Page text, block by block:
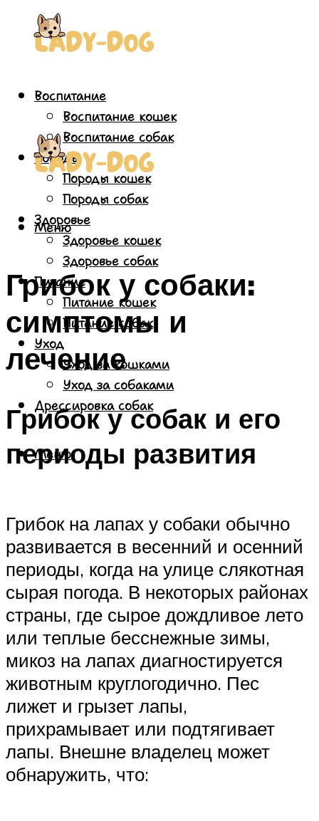
Воспитание
Воспитание кошек
Воспитание собак
Породы
Породы кошек
Породы собак
Здоровье
Здоровье кошек
Здоровье собак
Питание
Питание кошек
Питание собак
Уход
Уход за кошками
Уход за собаками
Дрессировка собак
Меню
Меню
Грибок у собаки:
симптомы и
лечение
Грибок у собак и его
периоды развития
Грибок на лапах у собаки обычно
развивается в весенний и осенний
периоды, когда на улице слякотная
сырая погода. В некоторых районах
страны, где сырое дождливое лето
или теплые бесснежные зимы,
микоз на лапах диагностируется
животным круглогодично. Пес
лижет и грызет лапы,
прихрамывает или подтягивает
лапы. Внешне владелец может
обнаружить, что: